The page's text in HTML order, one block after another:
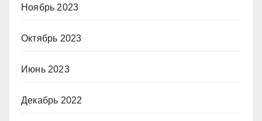
Ноябрь 2023
Октябрь 2023
Июнь 2023
Декабрь 2022